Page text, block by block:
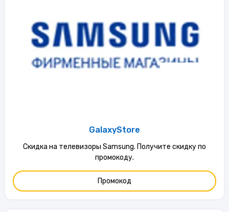
GalaxyStore
Скидка на телевизоры Samsung. Получите скидку по
промокоду.
Промокод